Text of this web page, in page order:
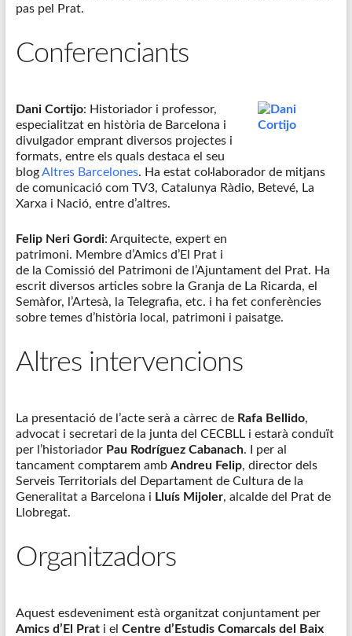
pas pel Prat.
Conferenciants
Dani Cortijo: Historiador i professor,
especialitzat en història de Barcelona i
divulgador emprant diversos projectes i
formats, entre els quals destaca el seu
blogAltres Barcelones. Ha estat col·laborador de mitjans
de comunicació com TV3, Catalunya Ràdio, Betevé, La
Xarxa i Nació, entre d’altres.
Felip Neri Gordi: Arquitecte, expert en
patrimoni. Membre d’Amics d’El Prat i
de la Comissió del Patrimoni de l’Ajuntament del Prat. Ha
escrit diversos articles sobre la Granja de La Ricarda, el
Semàfor, l’Artesà, la Telegrafia, etc. i ha fet conferències
sobre temes d’història local, patrimoni i paisatge.
Altres intervencions
La presentació de l’acte serà a càrrec de Rafa Bellido,
advocat i secretari de la junta del CECBLL i estarà conduït
per l’historiador Pau Rodríguez Cabanach. I per al
tancament comptarem amb Andreu Felip, director dels
Serveis Territorials del Departament de Cultura de la
Generalitat a Barcelona i Lluís Mijoler, alcalde del Prat de
Llobregat.
Organitzadors
Aquest esdeveniment està organitzat conjuntament per
Amics d’El Prati el Centre d’Estudis Comarcals del Baix